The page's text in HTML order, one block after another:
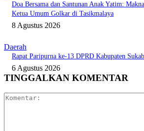
Doa Bersama dan Santunan Anak Yatim:
Ketua Umum Golkar di Tasikmalaya
8 Agustus 2026
Daerah
Rapat Paripurna ke-13 DPRD Kabupaten
6 Agustus 2026
TINGGALKAN KOMENTAR